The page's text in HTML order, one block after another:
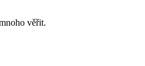
věřit.